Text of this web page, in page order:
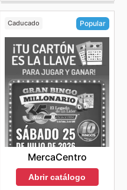
Caducado Popular
MercaCentro
Abrir catálogo